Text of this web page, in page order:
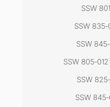
SSW
SSW
SSW
SSW 805-
SSW
SSW